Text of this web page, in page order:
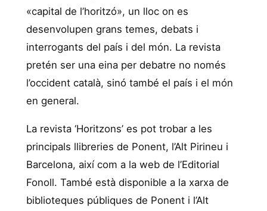
«capital de l’horitzó», un lloc on es
desenvolupen grans temes, debats i
interrogants del país i del món. La revista
pretén ser una eina per debatre no només
l’occident català, sinó també el país i el món
en general.
La revista ‘Horitzons’ es pot trobar a les
principals llibreries de Ponent, l’Alt Pirineu i
Barcelona, així com a la web de l’Editorial
Fonoll. També està disponible a la xarxa de
biblioteques públiques de Ponent i l’Alt